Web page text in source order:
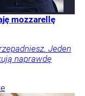
mozzarellę
Jeden
naprawdę